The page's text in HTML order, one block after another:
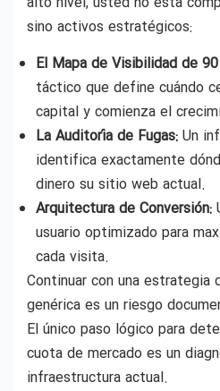
sino activos estratégicos:
El Mapa de Visibilidad de
táctico que define cuándo
capital y comienza el
La Auditoría de Fugas: Un
identifica exactamente
dinero su sitio web actual.
Arquitectura de Conversión:
usuario optimizado para
cada visita.
Continuar con una estrategia
genérica es un riesgo
El único paso lógico para
cuota de mercado es un
infraestructura actual.